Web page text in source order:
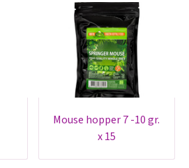
mouse hopper 7 -10 gr.
x 15